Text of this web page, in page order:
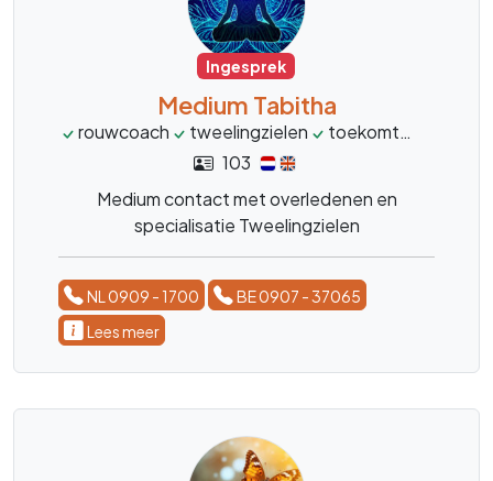
Ingesprek
Medium Tabitha
rouwcoach tweelingzielen toekomt
103
Medium contact met overledenen en
specialisatie Tweelingzielen
NL 0909 - 1700
BE 0907 - 37065
Lees meer